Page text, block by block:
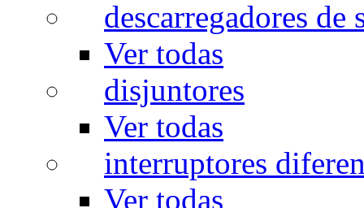
descarregadores de
Ver todas
disjuntores
Ver todas
interruptores
Ver todas